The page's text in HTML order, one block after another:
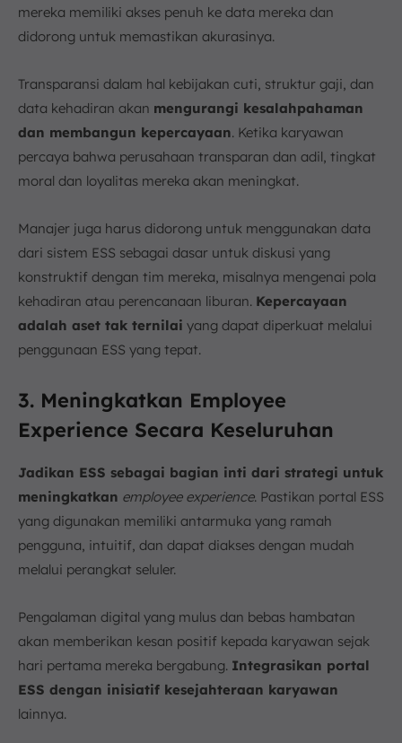
mereka memiliki akses penuh ke data mereka dan
didorong untuk memastikan akurasinya.
Transparansi dalam hal kebijakan cuti, struktur gaji, dan
data kehadiran akan mengurangi kesalahpahaman
dan membangun kepercayaan. Ketika karyawan
percaya bahwa perusahaan transparan dan adil, tingkat
moral dan loyalitas mereka akan meningkat.
Manajer juga harus didorong untuk menggunakan data
dari sistem ESS sebagai dasar untuk diskusi yang
konstruktif dengan tim mereka, misalnya mengenai pola
kehadiran atau perencanaan liburan. Kepercayaan
adalah aset tak ternilai yang dapat diperkuat melalui
penggunaan ESS yang tepat.
3. Meningkatkan Employee
Experience Secara Keseluruhan
Jadikan ESS sebagai bagian inti dari strategi untuk
meningkatkan employee experience. Pastikan portal ESS
yang digunakan memiliki antarmuka yang ramah
pengguna, intuitif, dan dapat diakses dengan mudah
melalui perangkat seluler.
Pengalaman digital yang mulus dan bebas hambatan
akan memberikan kesan positif kepada karyawan sejak
hari pertama mereka bergabung. Integrasikan portal
ESS dengan inisiatif kesejahteraan karyawan
lainnya.